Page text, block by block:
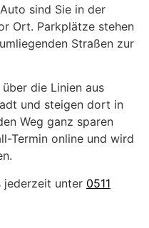
sind Sie in der
Ort. Parkplätze stehen
Straßen zur
die Linien aus
und steigen dort in
Weg ganz sparen
Termin online und wird
jederzeit unter 0511